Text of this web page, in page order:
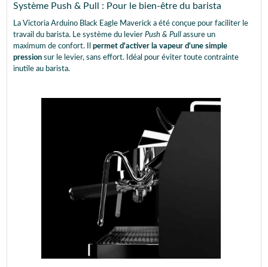
Système Push & Pull : Pour le bien-être du barista
La Victoria Arduino Black Eagle Maverick a été conçue pour faciliter le
travail du barista. Le système du levier Push & Pull assure un
maximum de confort. Il permet d'activer la vapeur d'une simple
pression sur le levier, sans effort. Idéal pour éviter toute contrainte
inutile au barista.